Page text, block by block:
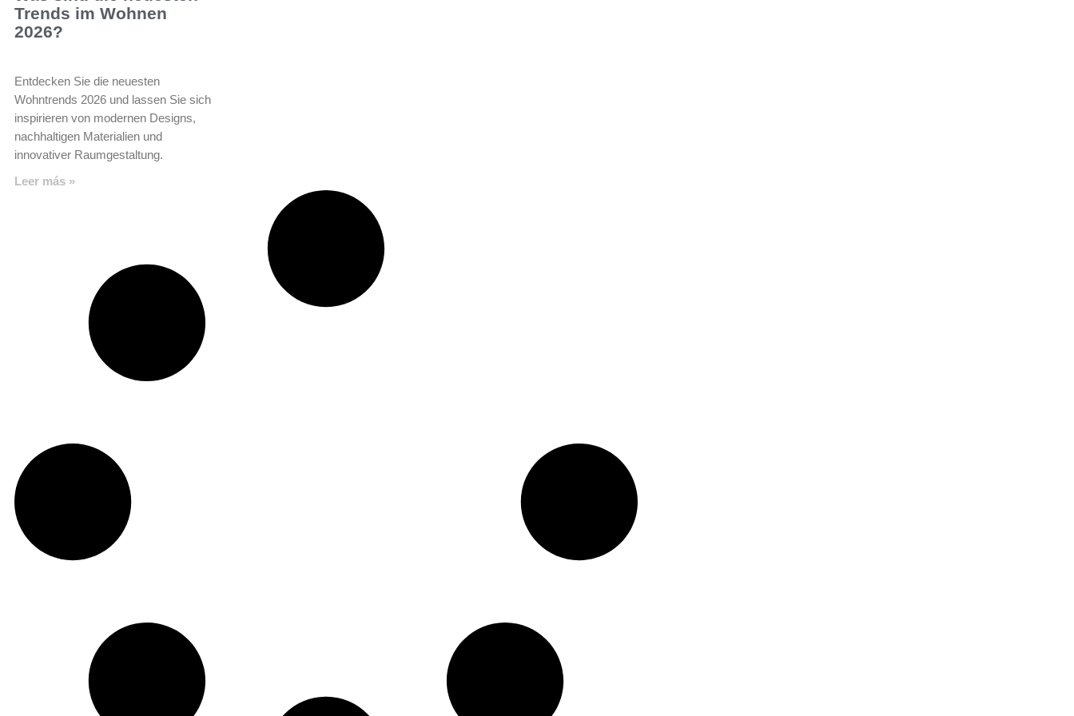
Trends im Wohnen
2026?
Entdecken Sie die neuesten
Wohntrends 2026 und lassen Sie sich
inspirieren von modernen Designs,
nachhaltigen Materialien und
innovativer Raumgestaltung.
Leer más »